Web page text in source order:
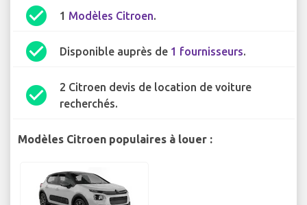
check_circle 1 Modèles Citroen.
check_circle Disponible auprès de 1 fournisseurs.
check_circle
2 Citroen devis de location de voiture
recherchés.
Modèles Citroen populaires à louer :